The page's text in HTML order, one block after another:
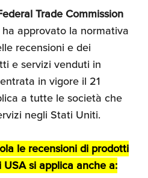
Trade Commission
approvato la normativa
recensioni e dei
e servizi venduti in
in vigore il 21
a tutte le società che
negli Stati Uniti.
le recensioni di prodotti
si applica anche a: